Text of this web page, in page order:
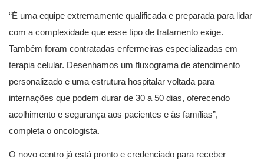
“É uma equipe extremamente qualificada e preparada para lidar
com a complexidade que esse tipo de tratamento exige.
Também foram contratadas enfermeiras especializadas em
terapia celular. Desenhamos um fluxograma de atendimento
personalizado e uma estrutura hospitalar voltada para
internações que podem durar de 30 a 50 dias, oferecendo
acolhimento e segurança aos pacientes e às famílias”,
completa o oncologista.
O novo centro já está pronto e credenciado para receber